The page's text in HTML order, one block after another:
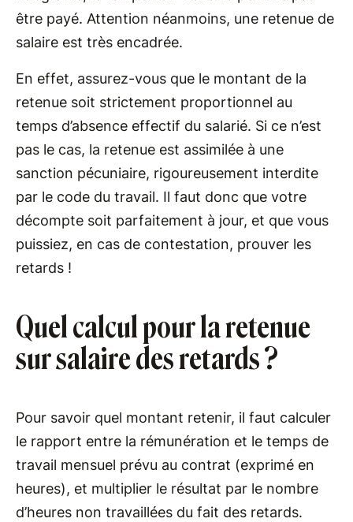
être payé. Attention néanmoins, une retenue de
salaire est très encadrée.
En effet, assurez-vous que le montant de la
retenue soit strictement proportionnel au
temps d’absence effectif du salarié. Si ce n’est
pas le cas, la retenue est assimilée à une
sanction pécuniaire, rigoureusement interdite
par le code du travail. Il faut donc que votre
décompte soit parfaitement à jour, et que vous
puissiez, en cas de contestation, prouver les
retards !
Quel calcul pour la retenue
sur salaire des retards ?
Pour savoir quel montant retenir, il faut calculer
le rapport entre la rémunération et le temps de
travail mensuel prévu au contrat (exprimé en
heures), et multiplier le résultat par le nombre
d’heures non travaillées du fait des retards.